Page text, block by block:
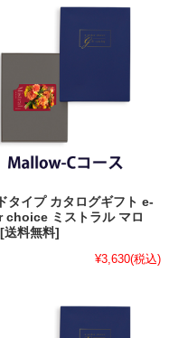
タイプ カタログギフト e-
choice ミストラル マロ
送料無料]
¥3,630(税込)